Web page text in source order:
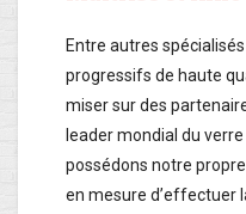
Entre autres
progressifs de haute
miser sur des
leader mondial du
possédons notre
en mesure d’effectuer